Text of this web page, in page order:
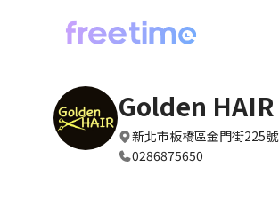
Golden HAIR
新北市板橋區金門街225號
0286875650